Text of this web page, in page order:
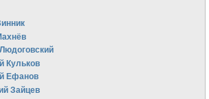
Кульков
Ефанов
Зайцев